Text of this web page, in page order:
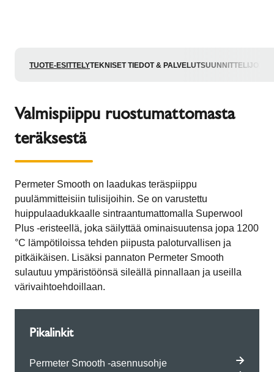
TUOTE-ESITTELYTEKNISET TIEDOT & PALVELUTSUUNNITTELIJOILLE
Valmispiippu ruostumattomasta
teräksestä
Permeter Smooth on laadukas teräspiippu
puulämmitteisiin tulisijoihin. Se on varustettu
huippulaadukkaalle sintraantumattomalla Superwool
Plus -eristeellä, joka säilyttää ominaisuutensa jopa 1200
°C lämpötiloissa tehden piipusta paloturvallisen ja
pitkäikäisen. Lisäksi pannaton Permeter Smooth
sulautuu ympäristöönsä sileällä pinnallaan ja useilla
värivaihtoehdoillaan.
Pikalinkit
Permeter Smooth -asennusohje